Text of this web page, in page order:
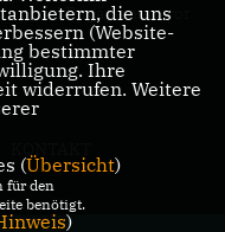
und Engagement vor
die uns
(Website-
bestimmter
Ihre
widerrufen. Weitere
(Übersicht)
für den
benötigt.
)